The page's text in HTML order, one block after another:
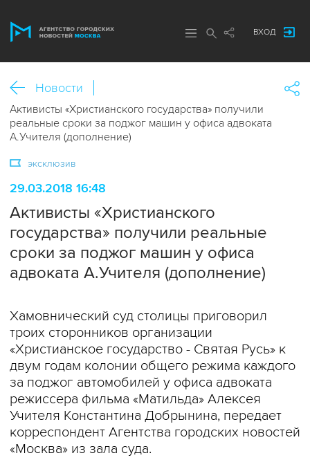
ВХОД
Новости
Активисты «Христианского государства» получили
реальные сроки за поджог машин у офиса адвоката
А.Учителя (дополнение)
эксклюзив
29.03.2018 16:48
Активисты «Христианского
государства» получили реальные
сроки за поджог машин у офиса
адвоката А.Учителя (дополнение)
Хамовнический суд столицы приговорил
троих сторонников организации
«Христианское государство - Святая Русь» к
двум годам колонии общего режима каждого
за поджог автомобилей у офиса адвоката
режиссера фильма «Матильда» Алексея
Учителя Константина Добрынина, передает
корреспондент Агентства городских новостей
«Москва» из зала суда.